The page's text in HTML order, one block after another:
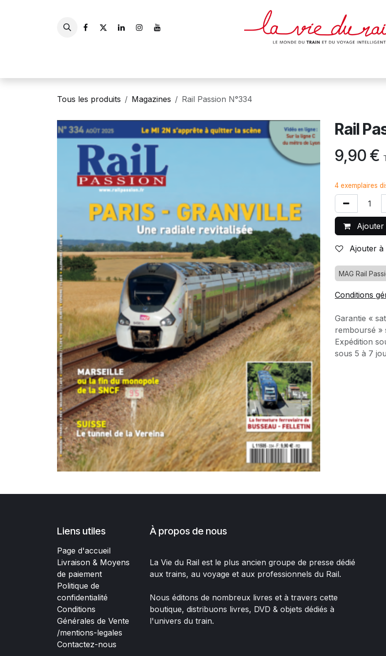
Tous les produits Magazines Rail Passion N°334
Rail
9,90 €
4 exemplaires
Ajouter à
MAG Rail
Conditions
Garantie «
remboursé »
Expédition
sous 5 à 7
Liens utiles
Page d'accueil
Livraison & Moyens
de paiement
Politique de
confidentialité
Conditions
Générales de Vente
/mentions-legales
Contactez-nous
À propos de nous
La Vie du Rail est le plus ancien groupe de presse dédié
aux trains, au voyage et aux professionnels du Rail.
Nous éditons de nombreux livres et à travers cette
boutique, distribuons livres, DVD & objets dédiés à
l'univers du train.